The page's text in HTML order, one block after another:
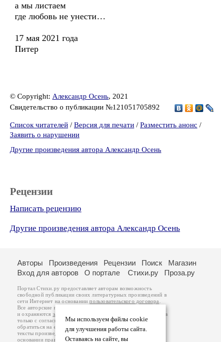
а мы листаем
где любовь не унести…
17 мая 2021 года
Питер
© Copyright: Александр Осень, 2021
Свидетельство о публикации №121051705892
Список читателей / Версия для печати / Разместить анонс /
Заявить о нарушении
Другие произведения автора Александр Осень
Рецензии
Написать рецензию
Другие произведения автора Александр Осень
Мы используем файлы cookie
для улучшения работы сайта.
Оставаясь на сайте, вы
Авторы Произведения Рецензии Поиск
Магазин
Вход для авторов
О портале Стихи.ру Проза.ру
Портал Стихи.ру предоставляет авторам возможность
свободной публикации своих литературных произведений в
сети Интернет на основаниипользовательского договора
Все авторские права на произведения принадлежат авторам
и охраняются законом
. Перепечатка произведений возможна
только с согласия его автора, к которому вы можете
обратиться на его авторской странице. Ответственность за
тексты произведений авторы несут самостоятельно на
основанииправил публикацииизаконодательства